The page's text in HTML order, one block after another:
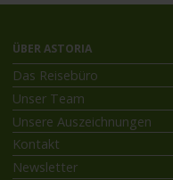
ÜBER ASTORIA
Das Reisebüro
Unser Team
Unsere Auszeichnungen
Kontakt
Newsletter